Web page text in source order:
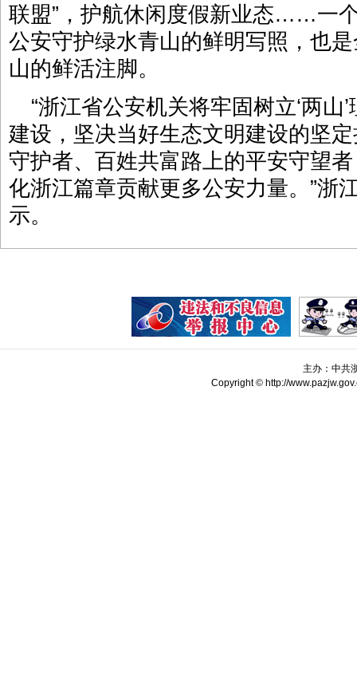
联盟”，护航休闲度假新业态……一
公安守护绿水青山的鲜明写照，也
山的鲜活注脚。
“浙江省公安机关将牢固树立‘两山
建设，坚决当好生态文明建设的坚
守护者、百姓共富路上的平安守望
化浙江篇章贡献更多公安力量。”浙
示。
主办：中共
Copyright © http://